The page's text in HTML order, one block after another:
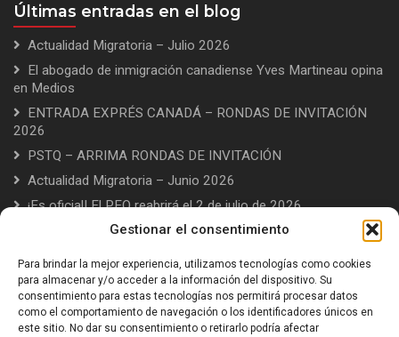
Gestionar el consentimiento
Para brindar la mejor experiencia, utilizamos tecnologías como cookies
para almacenar y/o acceder a la información del dispositivo. Su
consentimiento para estas tecnologías nos permitirá procesar datos
como el comportamiento de navegación o los identificadores únicos en
este sitio. No dar su consentimiento o retirarlo podría afectar
Últimas entradas en el blog
Actualidad Migratoria – Julio 2026
El abogado de inmigración canadiense Yves Martineau opina
en Medios
ENTRADA EXPRÉS CANADÁ – RONDAS DE INVITACIÓN
2026
PSTQ – ARRIMA RONDAS DE INVITACIÓN
Actualidad Migratoria – Junio 2026
¡Es oficial! El PEQ reabrirá el 2 de julio de 2026
NÓMADAS DIGITALES QUE DESEAN PERMANECER EN
Actualidad Migratoria – Mayo 2026
Miembros de